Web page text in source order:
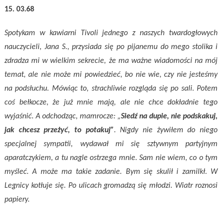
15. 03.68
Spotykam w kawiarni Tivoli jednego z naszych twardogłowych
nauczycieli, Jana S., przysiada się po pijanemu do mego stolika i
zdradza mi w wielkim sekrecie, że ma ważne wiadomości na mój
temat, ale nie może mi powiedzieć, bo nie wie, czy nie jesteśmy
na podsłuchu. Mówiąc to, strachliwie rozgląda się po sali. Potem
coś bełkocze, że już mnie mają, ale nie chce dokładnie tego
wyjaśnić. A odchodząc, mamrocze: „Siedź na dupie, nie podskakuj,
jak chcesz przeżyć, to potakuj”. Nigdy nie żywiłem do niego
specjalnej sympatii, wydawał mi się sztywnym partyjnym
aparatczykiem, a tu nagle ostrzega mnie. Sam nie wiem, co o tym
myśleć. A może ma takie zadanie. Bym się skulił i zamilkł. W
Legnicy kotłuje się. Po ulicach gromadzą się młodzi. Wiatr roznosi
papiery.